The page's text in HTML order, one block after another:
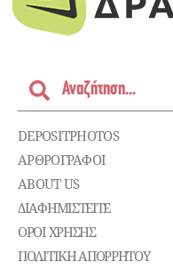
DEPOSITPHOTOS
ΑΡΘΡΟΓΡΑΦΟΙ
ABOUT US
ΔΙΑΦΗΜΙΣΤΕΊΤΕ
ΌΡΟΙ ΧΡΉΣΗΣ
ΠΟΛΙΤΙΚΉ ΑΠΟΡΡΉΤΟΥ